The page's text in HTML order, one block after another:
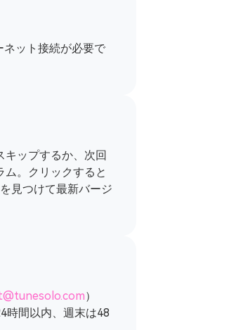
ット接続が必要で
キップするか、次回
。クリックすると
見つけて最新バージ
）
時間以内、週末は48